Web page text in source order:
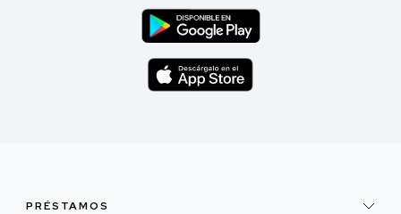
PRÉSTAMOS